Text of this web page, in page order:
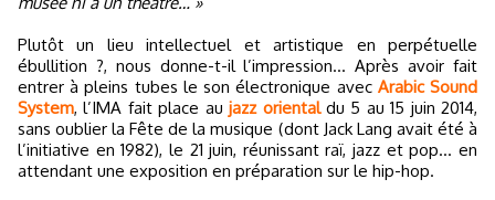
Plutôt un lieu intellectuel et artistique en perpétuelle
ébullition ?, nous donne-t-il l’impression… Après avoir fait
entrer à pleins tubes le son électronique avec Arabic Sound
System, l’IMA fait place aujazz orientaldu 5 au 15 juin 2014,
sans oublier la Fête de la musique (dont Jack Lang avait été à
l’initiative en 1982), le 21 juin, réunissant raï, jazz et pop… en
attendant une exposition en préparation sur le hip-hop.